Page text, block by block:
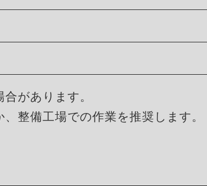
があります。
整備工場での作業を推奨します。